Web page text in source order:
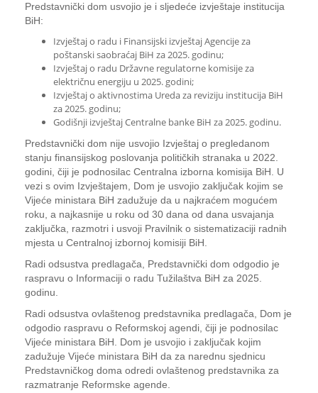
Predstavnički dom usvojio je i sljedeće izvještaje institucija
BiH:
Izvještaj o radu i Finansijski izvještaj Agencije za
poštanski saobraćaj BiH za 2025. godinu;
Izvještaj o radu Državne regulatorne komisije za
električnu energiju u 2025. godini;
Izvještaj o aktivnostima Ureda za reviziju institucija BiH
za 2025. godinu;
Godišnji izvještaj Centralne banke BiH za 2025. godinu.
Predstavnički dom nije usvojio Izvještaj o pregledanom
stanju finansijskog poslovanja političkih stranaka u 2022.
godini, čiji je podnosilac Centralna izborna komisija BiH. U
vezi s ovim Izvještajem, Dom je usvojio zaključak kojim se
Vijeće ministara BiH zadužuje da u najkraćem mogućem
roku, a najkasnije u roku od 30 dana od dana usvajanja
zaključka, razmotri i usvoji Pravilnik o sistematizaciji radnih
mjesta u Centralnoj izbornoj komisiji BiH.
Radi odsustva predlagača, Predstavnički dom odgodio je
raspravu o Informaciji o radu Tužilaštva BiH za 2025.
godinu.
Radi odsustva ovlaštenog predstavnika predlagača, Dom je
odgodio raspravu o Reformskoj agendi, čiji je podnosilac
Vijeće ministara BiH. Dom je usvojio i zaključak kojim
zadužuje Vijeće ministara BiH da za narednu sjednicu
Predstavničkog doma odredi ovlaštenog predstavnika za
razmatranje Reformske agende.